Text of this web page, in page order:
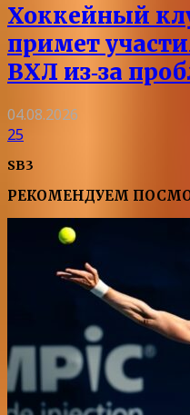
Хоккейный
примет
ВХЛ из‑за
04.08.2026
25
SB3
РЕКОМЕНДУЕМ